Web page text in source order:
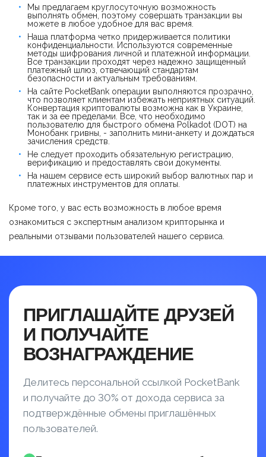
Мы предлагаем круглосуточную возможность
выполнять обмен, поэтому совершать транзакции вы
можете в любое удобное для вас время.
Наша платформа четко придерживается политики
конфиденциальности. Используются современные
методы шифрования личной и платежной информации.
Все транзакции проходят через надежно защищенный
платежный шлюз, отвечающий стандартам
безопасности и актуальным требованиям.
На сайте PocketBank операции выполняются прозрачно,
что позволяет клиентам избежать неприятных ситуаций.
Конвертация криптовалюты возможна как в Украине,
так и за ее пределами. Все, что необходимо
пользователю для быстрого обмена Polkadot (DOT) на
Монобанк гривны, - заполнить мини-анкету и дождаться
зачисления средств.
Не следует проходить обязательную регистрацию,
верификацию и предоставлять свои документы.
На нашем сервисе есть широкий выбор валютных пар и
платежных инструментов для оплаты.
Кроме того, у вас есть возможность в любое время
ознакомиться с экспертным анализом крипторынка и
реальными отзывами пользователей нашего сервиса.
ПРИГЛАШАЙТЕ ДРУЗЕЙ
И ПОЛУЧАЙТЕ
ВОЗНАГРАЖДЕНИЕ
Делитесь персональной ссылкой PocketBank
и получайте до 30% от дохода сервиса за
подтверждённые обмены приглашённых
пользователей.